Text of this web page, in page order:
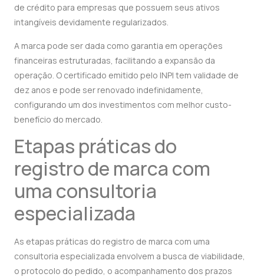
de crédito para empresas que possuem seus ativos
intangíveis devidamente regularizados.
A marca pode ser dada como garantia em operações
financeiras estruturadas, facilitando a expansão da
operação. O certificado emitido pelo INPI tem validade de
dez anos e pode ser renovado indefinidamente,
configurando um dos investimentos com melhor custo-
benefício do mercado.
Etapas práticas do
registro de marca com
uma consultoria
especializada
As etapas práticas do registro de marca com uma
consultoria especializada envolvem a busca de viabilidade,
o protocolo do pedido, o acompanhamento dos prazos